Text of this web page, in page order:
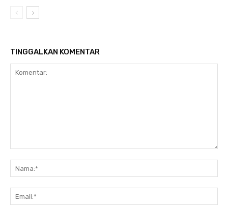
TINGGALKAN KOMENTAR